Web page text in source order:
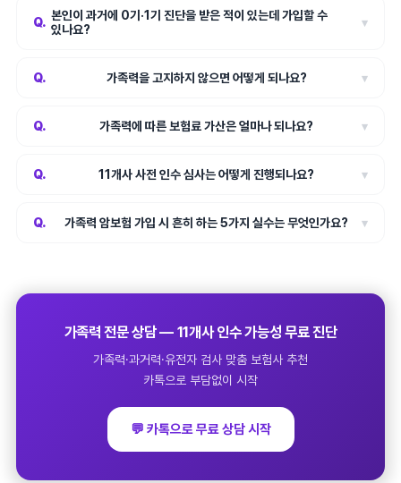
본인이 과거에 0기·1기 진단을 받은 적이 있는데 가입할 수
있나요?
▾
가족력을 고지하지 않으면 어떻게 되나요? ▾
가족력에 따른 보험료 가산은 얼마나 되나요? ▾
11개사 사전 인수 심사는 어떻게 진행되나요? ▾
가족력 암보험 가입 시 흔히 하는 5가지 실수는 무엇인가요? ▾
가족력 전문 상담 — 11개사 인수 가능성 무료 진단
가족력·과거력·유전자 검사 맞춤 보험사 추천
카톡으로 부담없이 시작
💬 카톡으로 무료 상담 시작